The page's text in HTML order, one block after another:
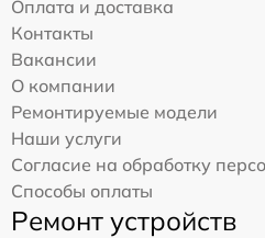
Оплата и доставка
Контакты
Вакансии
О компании
Ремонтируемые модели
Наши услуги
Согласие на обработку
Способы оплаты
Ремонт устройств